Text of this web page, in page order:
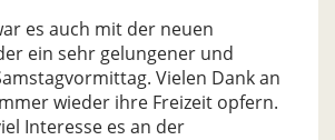
es auch mit der neuen
ein sehr gelungener und
Vielen Dank an
wieder ihre Freizeit opfern.
Interesse es an der